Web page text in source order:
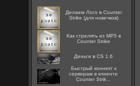
Делаем Лого в Counter
Strike (для новечков)
Как стрелять из MP5 в
Counter Strike
Деньги в CS 1.6
Быстрый коннект к
серверам в клиенте
Counter Strik...